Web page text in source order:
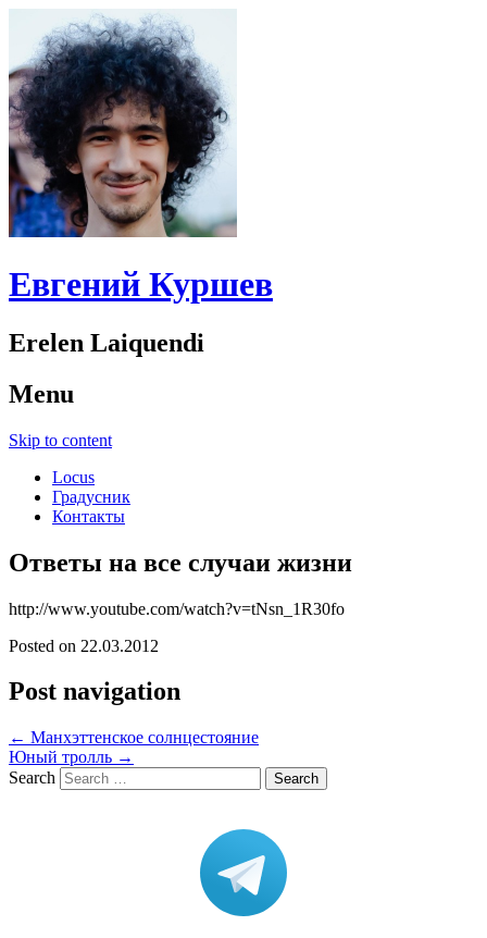
Евгений Куршев
Erelen Laiquendi
Menu
Skip to content
Locus
Градусник
Контакты
Ответы на все случаи жизни
http://www.youtube.com/watch?v=tNsn_1R30fo
Posted on 22.03.2012
Post navigation
← Манхэттенское солнцестояние
Юный тролль →
Search